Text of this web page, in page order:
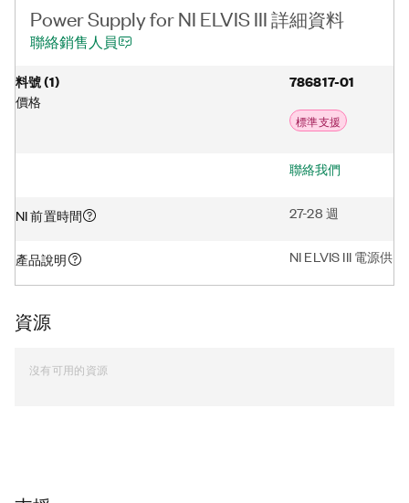
Power Supply for NI ELVIS III 詳細資料
聯絡銷售人員
料號(1)
價格
786817-01
標準支援
聯絡我們
NI 前置時間 27-28 週
產品說明 NI ELVIS III 電源供
資源
沒有可用的資源